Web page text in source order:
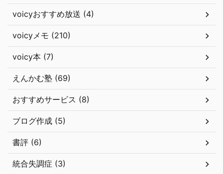
voicyおすすめ放送 (4)
voicyメモ (210)
voicy本 (7)
えんかむ塾 (69)
おすすめサービス (8)
ブログ作成 (5)
書評 (6)
統合失調症 (3)